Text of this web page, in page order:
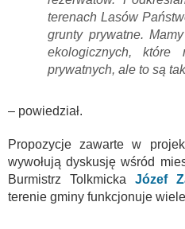
terenach Lasów
grunty prywatne.
ekologicznych,
prywatnych, ale to są
– powiedział.
Propozycje zawarte w
wywołują dyskusję wśród
Burmistrz Tolkmicka Józef
terenie gminy funkcjonuje